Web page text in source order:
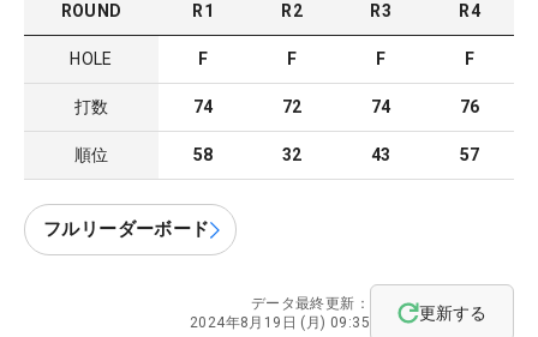
ROUND R1 R2 R3 R4
HOLE F F F F
打数 74 72 74 76
順位 58 32 43 57
フルリーダーボード
データ最終更新：
2024年8月19日 (月) 09:35
更新する